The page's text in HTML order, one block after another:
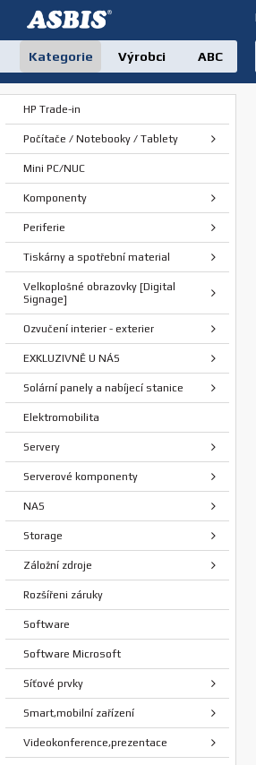
Kategorie Výrobci ABC
HP Trade-in
Počítače / Notebooky / Tablety
Mini PC/NUC
Komponenty
Periferie
Tiskárny a spotřební material
Velkoplošné obrazovky [Digital
Signage]
Ozvučení interier - exterier
EXKLUZIVNĚ U NÁS
Solární panely a nabíjecí stanice
Elektromobilita
Servery
Serverové komponenty
NAS
Storage
Záložní zdroje
Rozšířeni záruky
Software
Software Microsoft
Síťové prvky
Smart,mobilní zařízení
Videokonference,prezentace